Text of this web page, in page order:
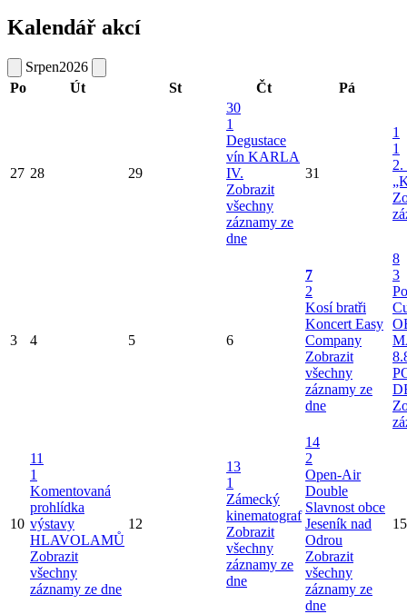
Kalendář akcí
Srpen2026
Po
Út St Čt Pá
27 28 29
30
1
Degustace
vín KARLA
IV.
Zobrazit
všechny
záznamy ze
dne
31
1
1
2.
3 4 5 6
7
2
Kosí bratři
Koncert Easy
Company
Zobrazit
všechny
záznamy ze
dne
8
3
10
11
1
Komentovaná
prohlídka
výstavy
HLAVOLAMŮ
Zobrazit
všechny
záznamy ze dne
12
13
1
Zámecký
kinematograf
Zobrazit
všechny
záznamy ze
dne
14
2
Open-Air
Double
Slavnost obce
Jeseník nad
Odrou
Zobrazit
všechny
záznamy ze
dne
15